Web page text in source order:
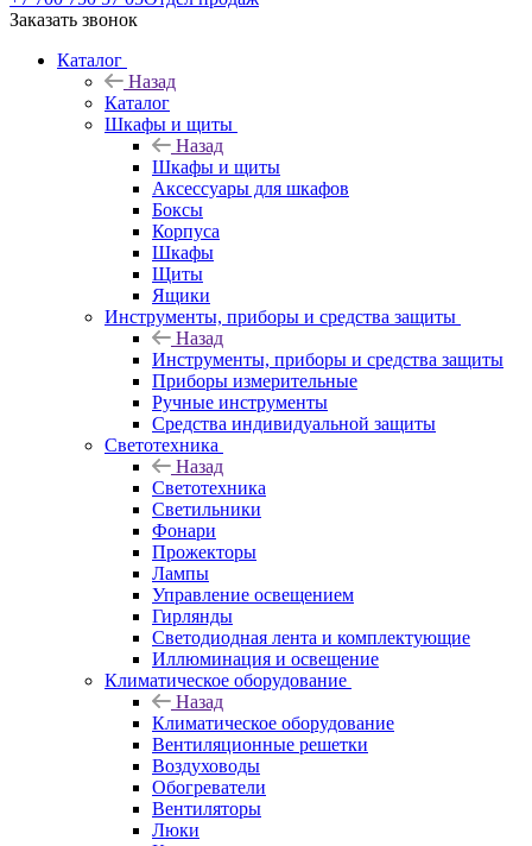
Заказать звонок
Каталог
Назад
Каталог
Шкафы и щиты
Назад
Шкафы и щиты
Аксессуары для шкафов
Боксы
Корпуса
Шкафы
Щиты
Ящики
Инструменты, приборы и средства защиты
Назад
Инструменты, приборы и средства защиты
Приборы измерительные
Ручные инструменты
Средства индивидуальной защиты
Светотехника
Назад
Светотехника
Светильники
Фонари
Прожекторы
Лампы
Управление освещением
Гирлянды
Светодиодная лента и комплектующие
Иллюминация и освещение
Климатическое оборудование
Назад
Климатическое оборудование
Вентиляционные решетки
Воздуховоды
Обогреватели
Вентиляторы
Люки